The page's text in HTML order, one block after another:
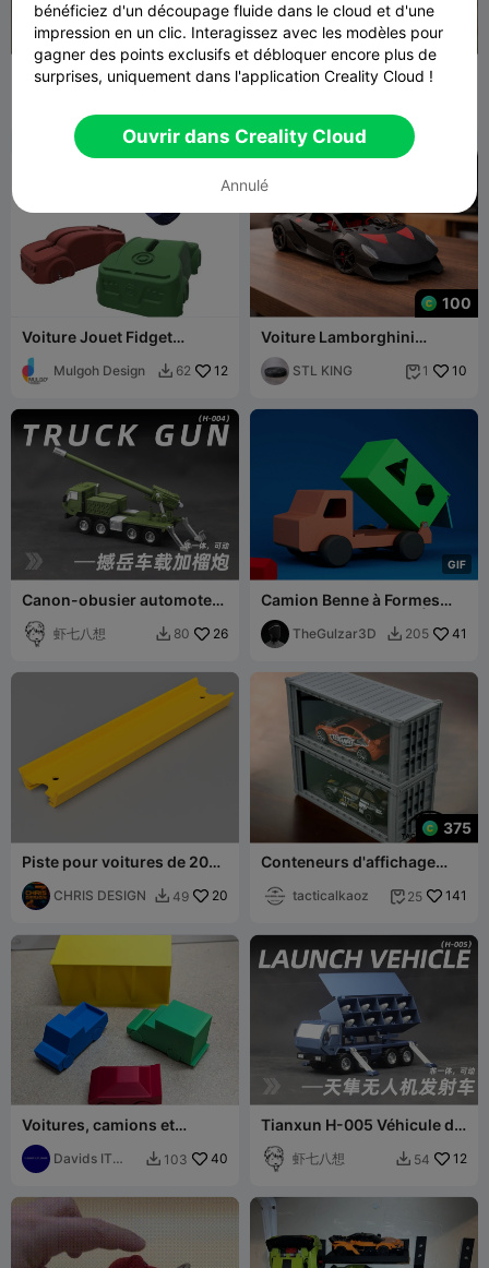
Voiture STEM Creality
Étagère d'exposition Hot
Wheels
Voiture Jouet Fidget
Omnidirectionnelle
Mulgoh Design  62 12
100
Voiture Lamborghini
modèle 3D
STL KING  1 10
Canon-obusier automoteur
Hanyue H-004
虾七八想  80 26
GIF
Camion Benne à Formes
Montessori Interactif |
Modulaire
TheGulzar3D  205 41
Piste pour voitures de 200
mm de long, taille M,
renforcée, compatible Hot
Wheels
CHRIS DESIGN  49 20
375
Conteneurs d'affichage
d'expédition pour Hot
tacticalkaoz  25 141
Voitures, camions et
garage : impression en
placeDavids IT
 103 40
Tianxun H-005 Véhicule de
lancement d'essaims de
drones虾七八想  54 12
bénéficiez d'un découpage fluide dans le cloud et d'une
impression en un clic. Interagissez avec les modèles pour
gagner des points exclusifs et débloquer encore plus de
surprises, uniquement dans l'application Creality Cloud !
Ouvrir dans Creality Cloud
Annulé